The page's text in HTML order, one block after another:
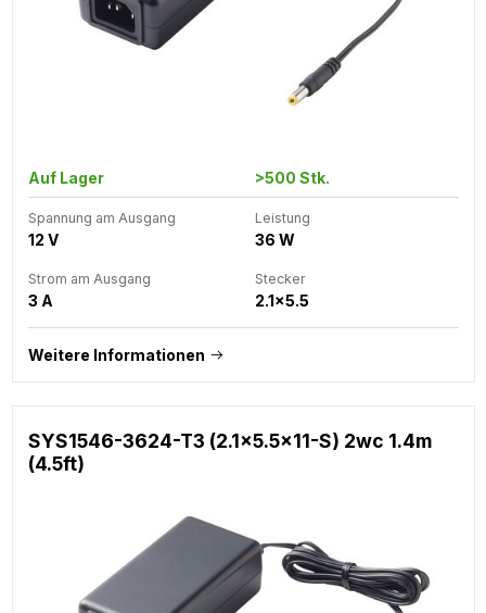
Auf Lager >500 Stk.
Spannung am Ausgang
12 V
Leistung
36 W
Strom am Ausgang
3 A
Stecker
2.1x5.5
Weitere Informationen
SYS1546-3624-T3 (2.1x5.5x11-S) 2wc 1.4m
(4.5ft)